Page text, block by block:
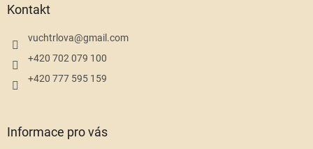
Kontakt
vuchtrlova@gmail.com
+420 702 079 100
+420 777 595 159
Informace pro vás